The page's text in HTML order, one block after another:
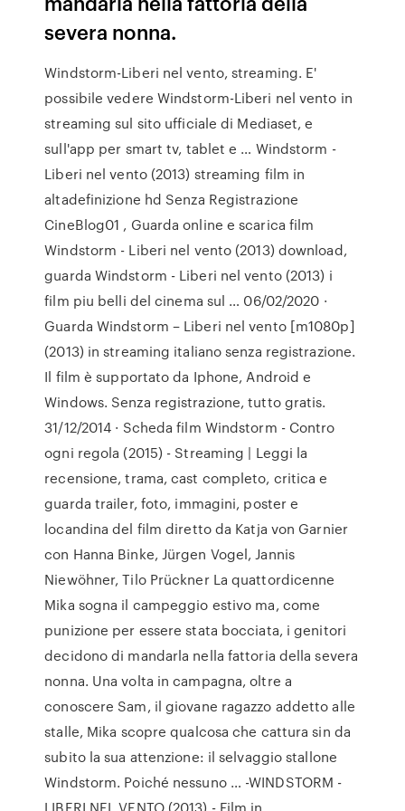
severa nonna.
Windstorm-Liberi nel vento, streaming. E'
possibile vedere Windstorm-Liberi nel vento in
streaming sul sito ufficiale di Mediaset, e
sull'app per smart tv, tablet e … Windstorm -
Liberi nel vento (2013) streaming film in
altadefinizione hd Senza Registrazione
CineBlog01 , Guarda online e scarica film
Windstorm - Liberi nel vento (2013) download,
guarda Windstorm - Liberi nel vento (2013) i
film piu belli del cinema sul … 06/02/2020 ·
Guarda Windstorm – Liberi nel vento [m1080p]
(2013) in streaming italiano senza registrazione.
Il film è supportato da Iphone, Android e
Windows. Senza registrazione, tutto gratis.
31/12/2014 · Scheda film Windstorm - Contro
ogni regola (2015) - Streaming | Leggi la
recensione, trama, cast completo, critica e
guarda trailer, foto, immagini, poster e
locandina del film diretto da Katja von Garnier
con Hanna Binke, Jürgen Vogel, Jannis
Niewöhner, Tilo Prückner La quattordicenne
Mika sogna il campeggio estivo ma, come
punizione per essere stata bocciata, i genitori
decidono di mandarla nella fattoria della severa
nonna. Una volta in campagna, oltre a
conoscere Sam, il giovane ragazzo addetto alle
stalle, Mika scopre qualcosa che cattura sin da
subito la sua attenzione: il selvaggio stallone
Windstorm. Poiché nessuno … -WINDSTORM -
LIBERI NEL VENTO (2013) - Film in